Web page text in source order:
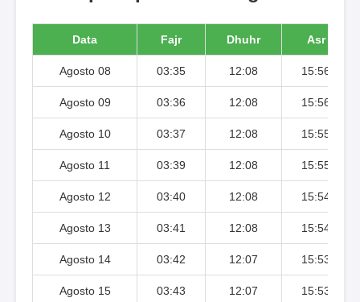
Data Fajr Dhuhr Asr
Agosto 08 03:35 12:08 15:56
Agosto 09 03:36 12:08 15:56
Agosto 10 03:37 12:08 15:55
Agosto 11 03:39 12:08 15:55
Agosto 12 03:40 12:08 15:54
Agosto 13 03:41 12:08 15:54
Agosto 14 03:42 12:07 15:53
Agosto 15 03:43 12:07 15:53